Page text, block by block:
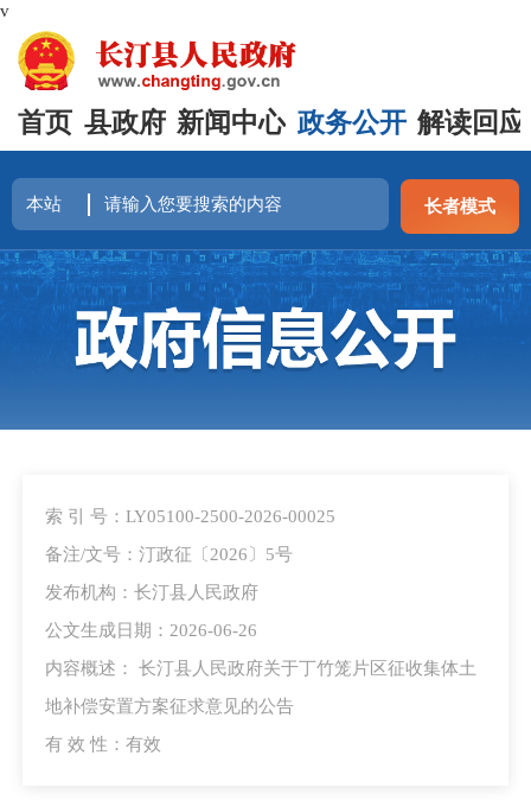
v
首页 县政府 新闻中心 政务公开 解读回应
长者模式
索 引 号：LY05100-2500-2026-00025
备注/文号：汀政征〔2026〕5号
发布机构：长汀县人民政府
公文生成日期：2026-06-26
内容概述： 长汀县人民政府关于丁竹笼片区征收集体土
地补偿安置方案征求意见的公告
有 效 性：有效